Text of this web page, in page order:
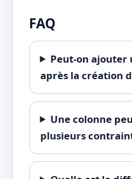
FAQ
Peut-on
après la création
Une colonne
plusieurs